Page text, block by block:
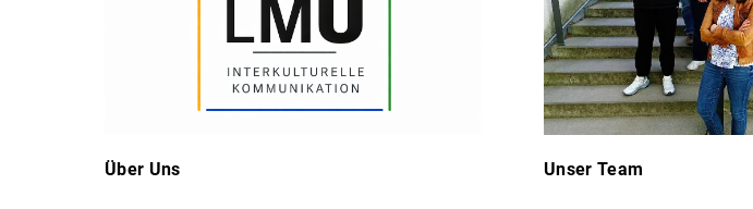
Über Uns Unser Team